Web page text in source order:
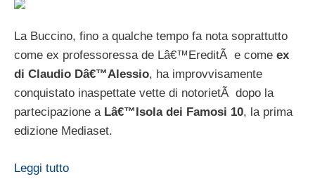
La Buccino, fino a qualche tempo fa nota soprattutto
come ex professoressa de Lâ€™EreditÃ e come ex
di Claudio Dâ€™Alessio, ha improvvisamente
conquistato inaspettate vette di notorietÃ dopo la
partecipazione aLâ€™Isola dei Famosi 10, la prima
edizione Mediaset.
Leggi tutto